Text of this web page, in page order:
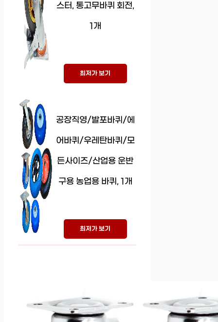
스터, 통고무바퀴 회전,
1개
최저가 보기
공장직영/발포바퀴/에
어바퀴/우레탄바퀴/모
든사이즈/산업용 운반
구용 농업용 바퀴, 1개
최저가 보기